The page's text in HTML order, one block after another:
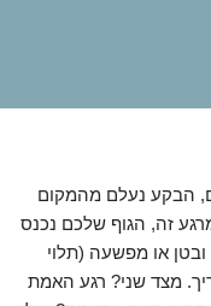
הבקע נעלם מהמקום
זה, הגוף שלכם נכנס
או מפשעה (תלוי
מצד שני? רגע האמת